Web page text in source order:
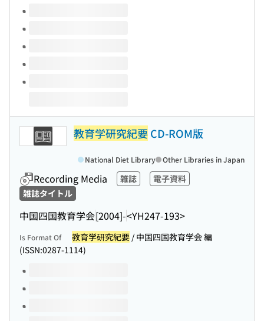
Volumes of this title
教育学研究紀要CD-ROM版
Recording Media 雑誌
電子資料
雑誌タイトル
中国四国教育学会[2004]-<YH247-193>
National Diet Library Other Libraries in Japan
Is Format Of 教育学研究紀要 / 中国四国教育学会 編
(ISSN:0287-1114)
Volumes of this title